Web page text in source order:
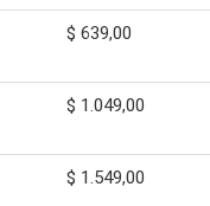
$ 639,00
$ 1.049,00
$ 1.549,00